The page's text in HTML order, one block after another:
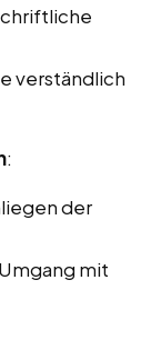
verständlich
:
der
mit